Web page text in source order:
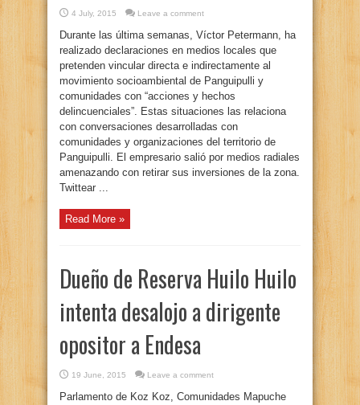
4 July, 2015 Leave a comment
Durante las última semanas, Víctor Petermann, ha
realizado declaraciones en medios locales que
pretenden vincular directa e indirectamente al
movimiento socioambiental de Panguipulli y
comunidades con “acciones y hechos
delincuenciales”. Estas situaciones las relaciona
con conversaciones desarrolladas con
comunidades y organizaciones del territorio de
Panguipulli. El empresario salió por medios radiales
amenazando con retirar sus inversiones de la zona.
Twittear ...
Read More »
Dueño de Reserva Huilo Huilo
intenta desalojo a dirigente
opositor a Endesa
19 June, 2015 Leave a comment
Parlamento de Koz Koz, Comunidades Mapuche